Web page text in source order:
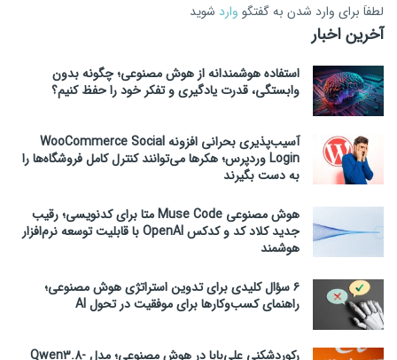
لطفاَ برای وارد شدن به گفتگو وارد شوید
آخرین اخبار
استفاده هوشمندانه از هوش مصنوعی؛ چگونه بدون
وابستگی، قدرت یادگیری و تفکر خود را حفظ کنیم؟
آسیب‌پذیری بحرانی افزونه WooCommerce Social
Login وردپرس؛ هکرها می‌توانند کنترل کامل فروشگاه‌ها را
به دست بگیرند
هوش مصنوعی Muse Code متا برای کدنویسی؛ رقیب
جدید کلاد کد و کدکس OpenAI با قابلیت توسعه نرم‌افزار
هوشمند
۶ سؤال کلیدی برای تدوین استراتژی هوش مصنوعی؛
راهنمای کسب‌وکارها برای موفقیت در تحول AI
رکوردشکنی علی‌بابا در هوش مصنوعی؛ مدل Qwen3.8-